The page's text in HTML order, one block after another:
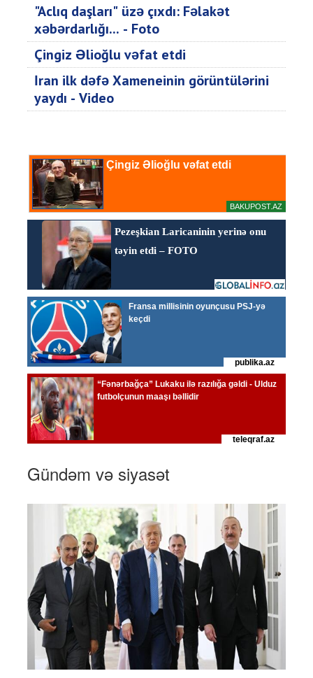
"Aclıq daşları" üzə çıxdı: Fəlakət
xəbərdarlığı... - Foto
Çingiz Əlioğlu vəfat etdi
İran ilk dəfə Xameneinin görüntülərini
yaydı - Video
Gündəm və siyasət